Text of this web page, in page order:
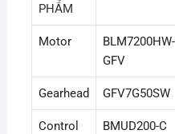
PHẨM
Motor
BLM7200HW-
GFV
Gearhead GFV7G50SW
Control
BMUD200-C